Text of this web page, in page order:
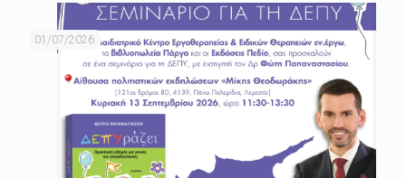
01/07/2026